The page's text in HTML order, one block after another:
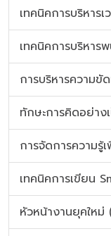
เทคนิคการบริหาร
เทคนิคการบริหาร
การบริหารความ
ทักษะการคิดอย่า
การจัดการความ
เทคนิคการเขียน
หัวหน้างานยุคให